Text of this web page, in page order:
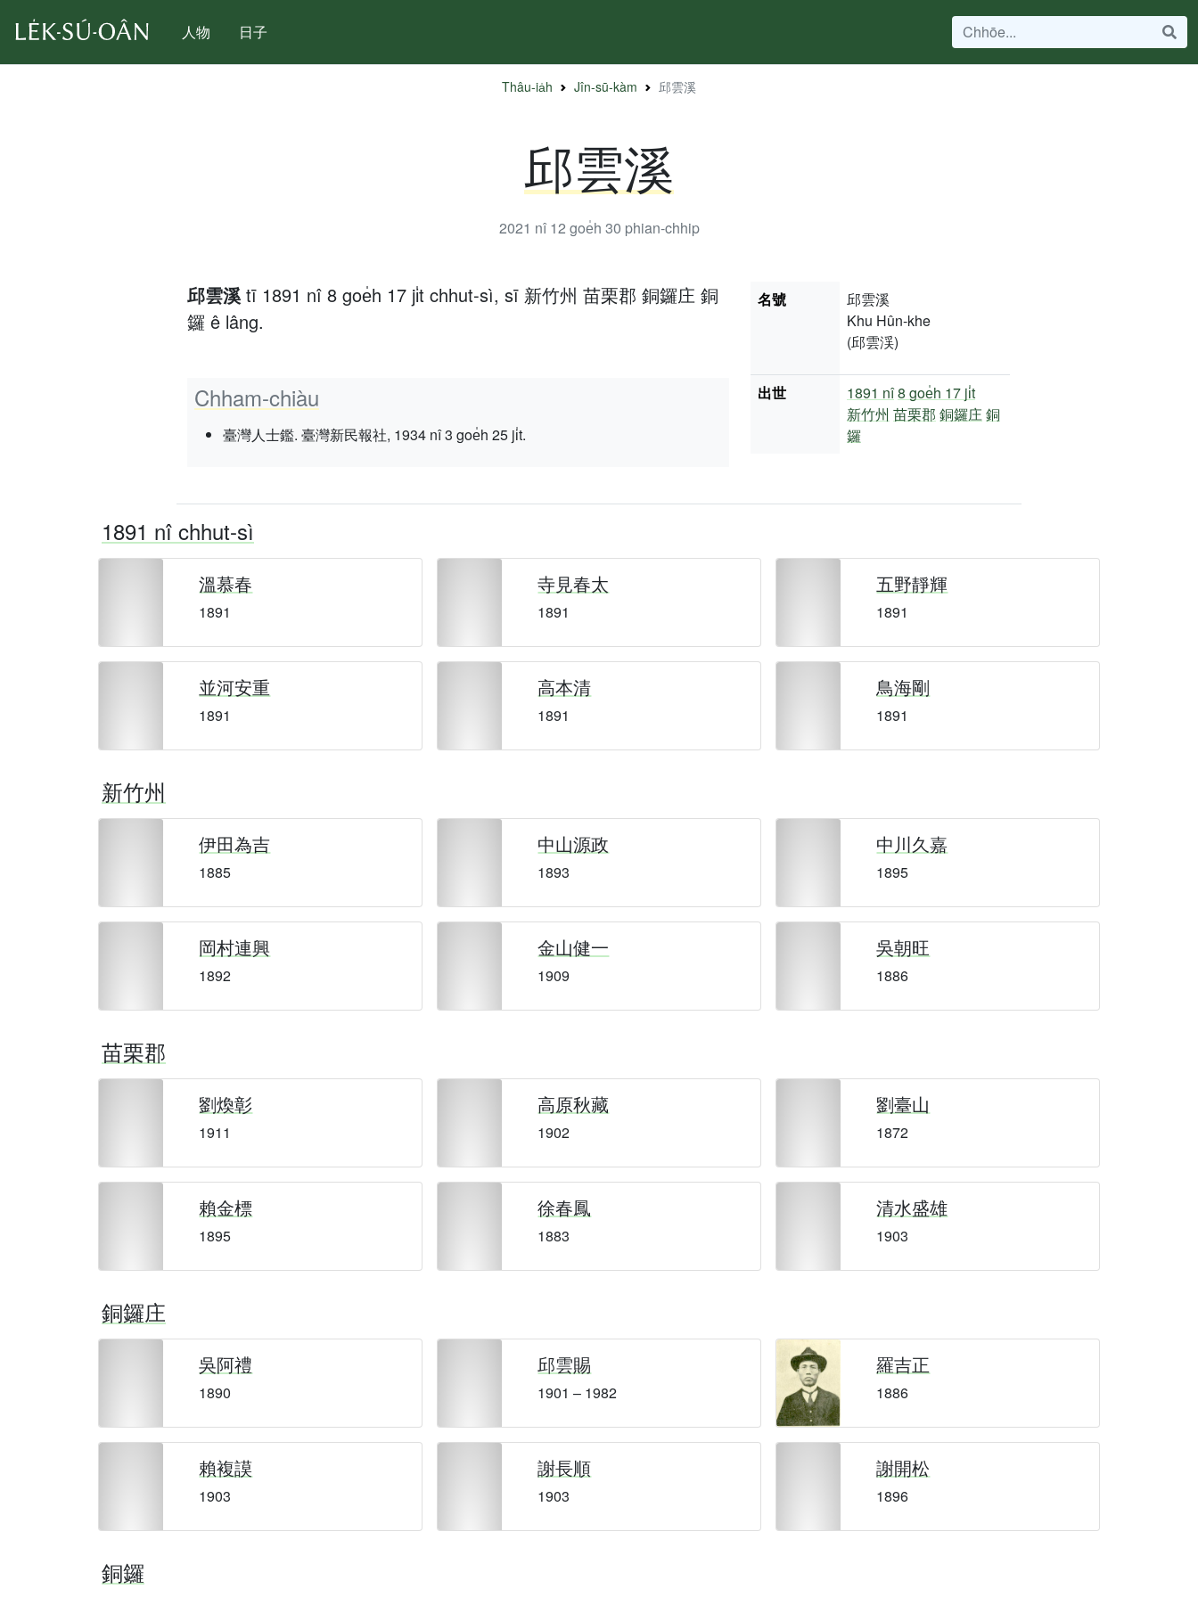
人物 日子
Thâu-ia̍h Jîn-sū-kàm 邱雲溪
邱雲溪
2021 nî 12 goe̍h 30 phian-chhip
邱雲溪 tī 1891 nî 8 goe̍h 17 ji̍t chhut-sì, sī 新竹州 苗栗郡 銅鑼庄 銅
鑼 ê lâng.
Chham-chiàu
臺灣人士鑑. 臺灣新民報社, 1934 nî 3 goe̍h 25 ji̍t.
名號
邱雲溪
Khu Hûn-khe
(邱雲渓)
出世 1891 nî8 goe̍h 17 ji̍t
新竹州 苗栗郡 銅鑼庄銅
鑼
1891 nî chhut-sì
溫慕春
1891
寺見春太
1891
五野靜輝
1891
並河安重
1891
高本清
1891
鳥海剛
1891
新竹州
伊田為吉
1885
中山源政
1893
中川久嘉
1895
岡村連興
1892
金山健一
1909
吳朝旺
1886
苗栗郡
劉煥彰
1911
高原秋藏
1902
劉臺山
1872
賴金標
1895
徐春鳳
1883
清水盛雄
1903
銅鑼庄
吳阿禮
1890
邱雲賜
1901 – 1982
羅吉正
1886
賴複謨
1903
謝長順
1903
謝開松
1896
銅鑼